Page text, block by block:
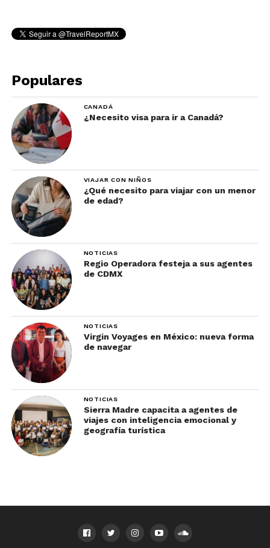
Populares
CANADÁ
¿Necesito visa para ir a Canadá?
VIAJAR CON NIÑOS
¿Qué necesito para viajar con un menor
de edad?
NOTICIAS
Regio Operadora festeja a sus agentes
de CDMX
NOTICIAS
Virgin Voyages en México: nueva forma
de navegar
NOTICIAS
Sierra Madre capacita a agentes de
viajes con inteligencia emocional y
geografía turística